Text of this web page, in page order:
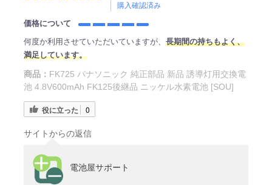
購入確認済み
価格について
何度か利用させていただいていますが、 長期間の持ちもよく、
満足しています。
商品： FK725 パナソニック 純正部品 新品 誘導灯用交換電
池 4.8V600mAh FK125後継品 ニッケル水素電池 [SOU]
役に立った 0
サイトからの返信
電池屋サポート